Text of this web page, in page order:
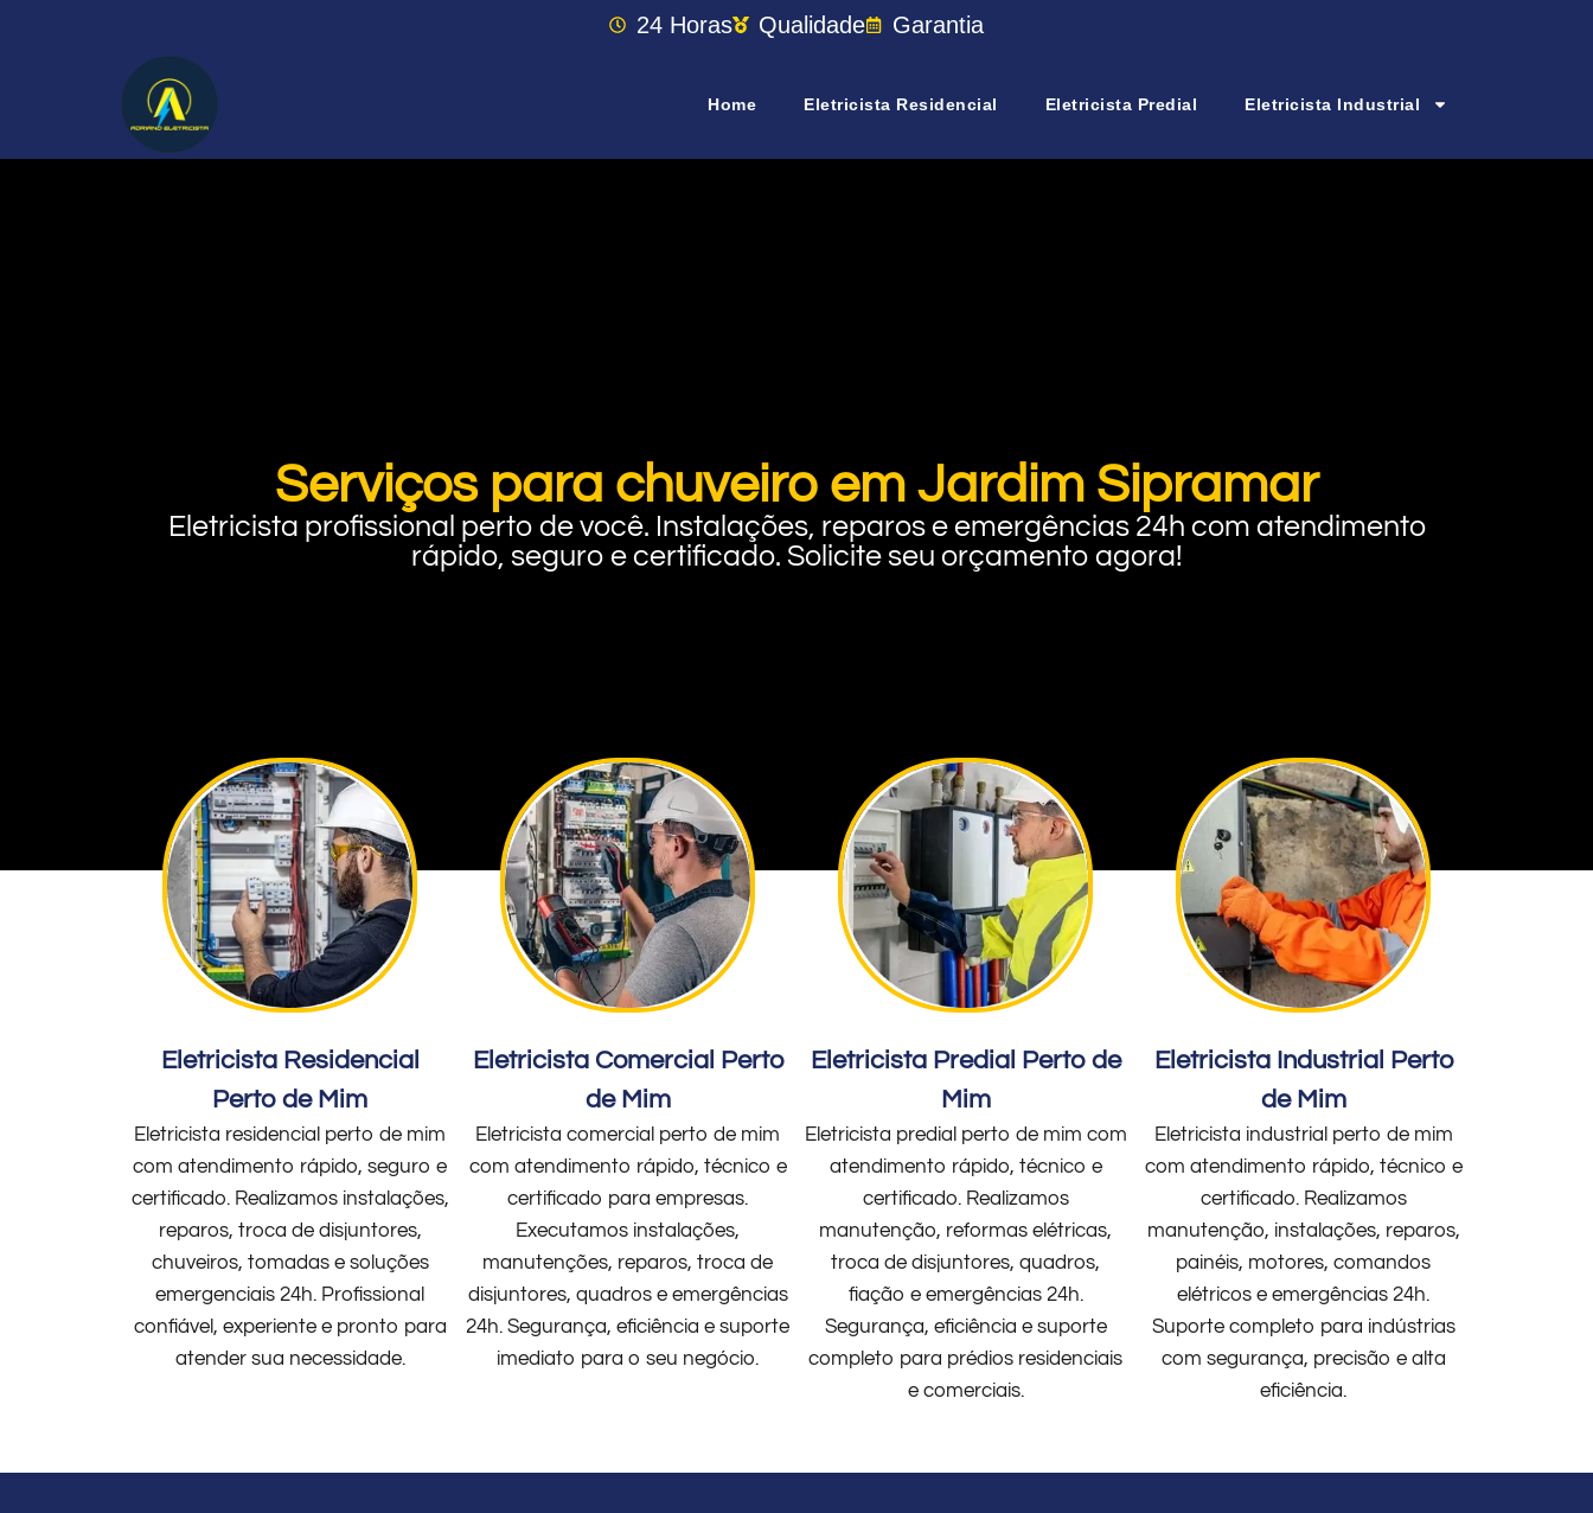
24 Horas Qualidade Garantia
Home Eletricista Residencial Eletricista Predial Eletricista Industrial
Serviços para chuveiro em Jardim Sipramar
Eletricista profissional perto de você. Instalações, reparos e emergências 24h com atendimento
rápido, seguro e certificado. Solicite seu orçamento agora!
Eletricista Residencial
Perto de Mim
Eletricista residencial perto de mim
com atendimento rápido, seguro e
certificado. Realizamos instalações,
reparos, troca de disjuntores,
chuveiros, tomadas e soluções
emergenciais 24h. Profissional
confiável, experiente e pronto para
atender sua necessidade.
Eletricista Comercial Perto
de Mim
Eletricista comercial perto de mim
com atendimento rápido, técnico e
certificado para empresas.
Executamos instalações,
manutenções, reparos, troca de
disjuntores, quadros e emergências
24h. Segurança, eficiência e suporte
imediato para o seu negócio.
Eletricista Predial Perto de
Mim
Eletricista predial perto de mim com
atendimento rápido, técnico e
certificado. Realizamos
manutenção, reformas elétricas,
troca de disjuntores, quadros,
fiação e emergências 24h.
Segurança, eficiência e suporte
completo para prédios residenciais
e comerciais.
Eletricista Industrial Perto
de Mim
Eletricista industrial perto de mim
com atendimento rápido, técnico e
certificado. Realizamos
manutenção, instalações, reparos,
painéis, motores, comandos
elétricos e emergências 24h.
Suporte completo para indústrias
com segurança, precisão e alta
eficiência.